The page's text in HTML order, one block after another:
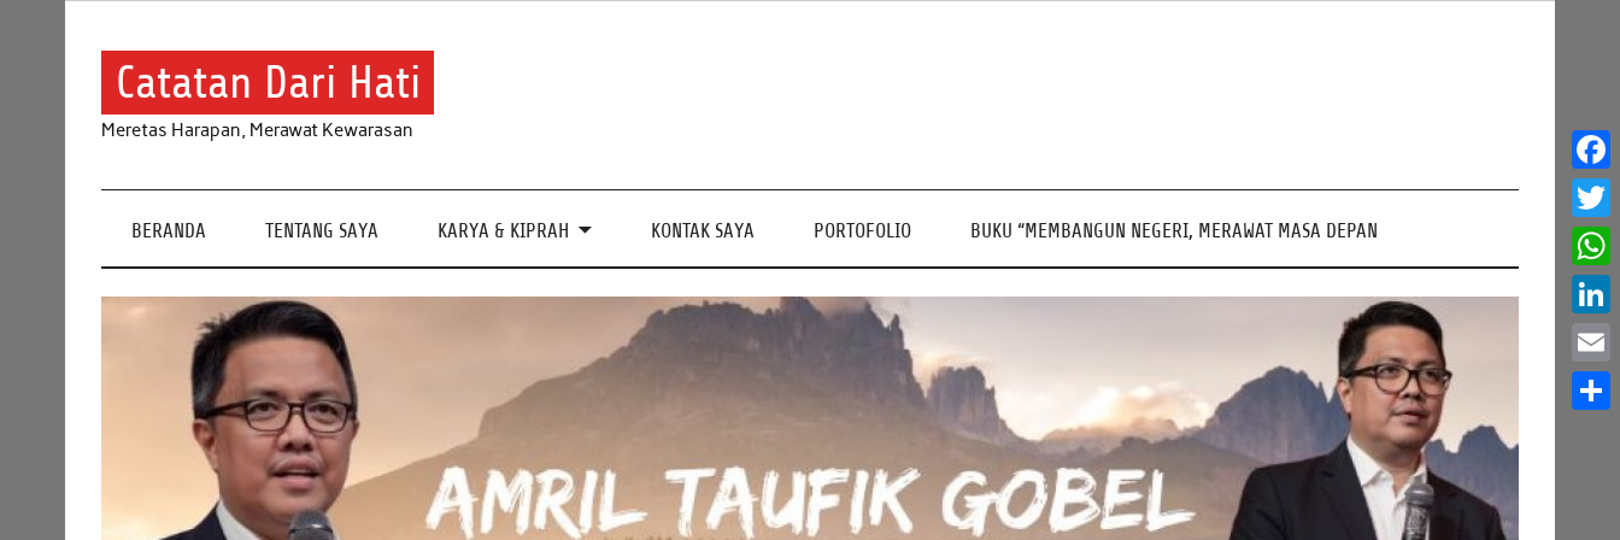
Catatan Dari Hati
Meretas Harapan, Merawat Kewarasan
BERANDA TENTANG SAYA KARYA & KIPRAH KONTAK SAYA PORTOFOLIO BUKU “MEMBANGUN NEGERI, MERAWAT MASA DEPAN
Email